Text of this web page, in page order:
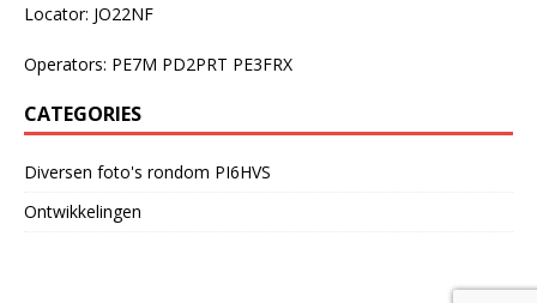
Locator: JO22NF
Operators: PE7M PD2PRT PE3FRX
CATEGORIES
Diversen foto's rondom PI6HVS
Ontwikkelingen